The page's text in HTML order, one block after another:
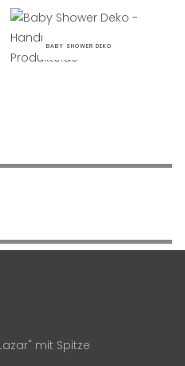
BABY SHOWER DEKO